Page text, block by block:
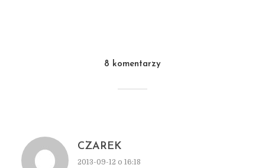
8 komentarzy
CZAREK
2013-09-12 o 16:18